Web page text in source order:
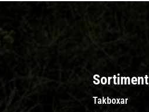
Sortiment
Takboxar